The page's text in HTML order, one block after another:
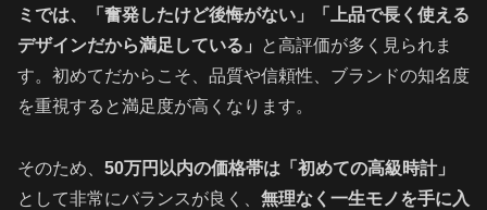
ミでは、「奮発したけど後悔がない」「上品で長く使える
デザインだから満足している」
と高評価が多く見られま
す。初めてだからこそ、品質や信頼性、ブランドの知名度
を重視すると満足度が高くなります。
そのため、 50万円以内の価格帯は「初めての高級時計」
として非常にバランスが良く、 無理なく一生モノを手に入